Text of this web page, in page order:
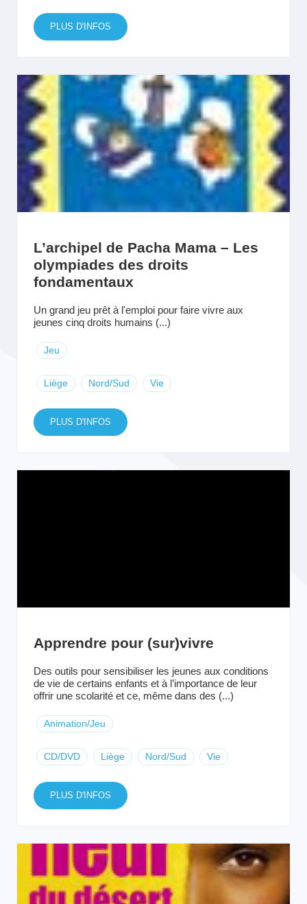
PLUS D'INFOS
L’archipel de Pacha Mama – Les
olympiades des droits
fondamentaux
Un grand jeu prêt à l'emploi pour faire vivre aux
jeunes cinq droits humains (...)
Jeu
Liège Nord/Sud Vie
PLUS D'INFOS
Apprendre pour (sur)vivre
Des outils pour sensibiliser les jeunes aux conditions
de vie de certains enfants et à l’importance de leur
offrir une scolarité et ce, même dans des (...)
Animation/Jeu
CD/DVD Liège Nord/Sud Vie
PLUS D'INFOS